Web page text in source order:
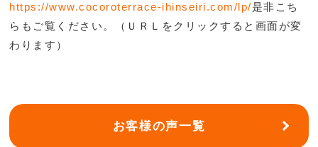
https://www.cocoroterrace-ihinseiri.com/lp/是非こち
らもご覧ください。（ＵＲＬをクリックすると画面が変
わります）
お客様の声一覧